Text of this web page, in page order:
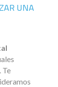
UNA
Te